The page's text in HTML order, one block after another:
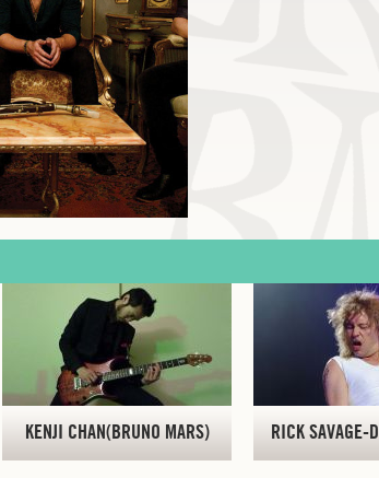
KENJI CHAN(BRUNO MARS) RICK SAVAGE-